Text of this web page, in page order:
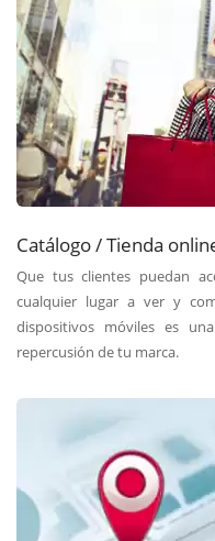
Catálogo / Tienda
Que tus clientes puedan
cualquier lugar a ver y
dispositivos móviles es
repercusión de tu marca.